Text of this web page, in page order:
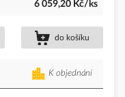
6 059,20 Kč/ks
do košíku
K objednání